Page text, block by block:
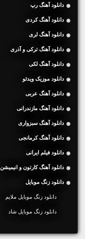
دانلود آهنگ رپ
دانلود آهنگ کردی
دانلود آهنگ لری
دانلود آهنگ ترکی و آذری
دانلود آهنگ لکی
دانلود موزیک ویدئو
دانلود آهنگ عربی
دانلود آهنگ مازندرانی
دانلود آهنگ سبزواری
دانلود آهنگ کرمانجی
دانلود فیلم ایرانی
دانلود آهنگ کارتون و انیمیشن
دانلود زنگ موبایل
دانلود زنگ موبایل ملایم
دانلود زنگ موبایل شاد